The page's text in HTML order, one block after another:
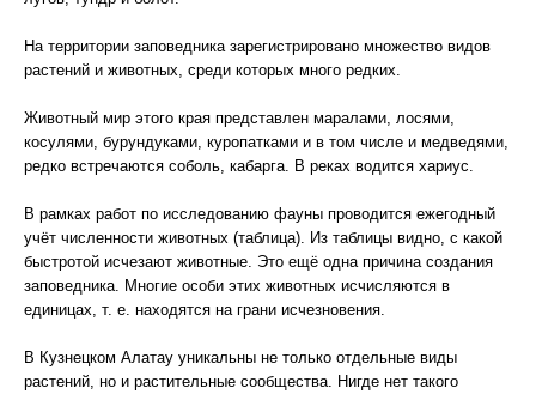
На территории заповедника зарегистрировано множество видов
растений и животных, среди которых много редких.
Животный мир этого края представлен маралами, лосями,
косулями, бурундуками, куропатками и в том числе и медведями,
редко встречаются соболь, кабарга. В реках водится хариус.
В рамках работ по исследованию фауны проводится ежегодный
учёт численности животных (таблица). Из таблицы видно, с какой
быстротой исчезают животные. Это ещё одна причина создания
заповедника. Многие особи этих животных исчисляются в
единицах, т. е. находятся на грани исчезновения.
В Кузнецком Алатау уникальны не только отдельные виды
растений, но и растительные сообщества. Нигде нет такого